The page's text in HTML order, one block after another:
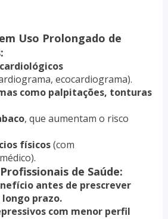
Uso Prolongado de
ecocardiograma).
como palpitações, tonturas
, que aumentam o risco
físicos(com
de Saúde:
antes de prescrever
prazo.
com menor perfil